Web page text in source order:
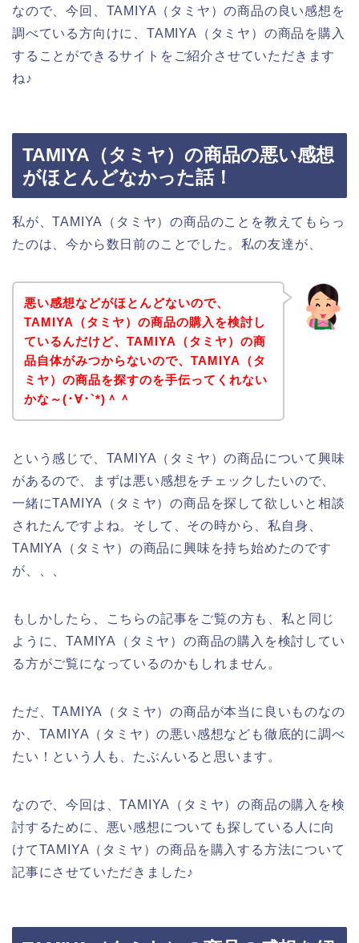
なので、今回、TAMIYA（タミヤ）の商品の良い感想を
調べている方向けに、TAMIYA（タミヤ）の商品を購入
することができるサイトをご紹介させていただきます
ね♪
TAMIYA（タミヤ）の商品の悪い感想
がほとんどなかった話！
私が、TAMIYA（タミヤ）の商品のことを教えてもらっ
たのは、今から数日前のことでした。私の友達が、
悪い感想などがほとんどないので、
TAMIYA（タミヤ）の商品の購入を検討し
ているんだけど、TAMIYA（タミヤ）の商
品自体がみつからないので、TAMIYA（タ
ミヤ）の商品を探すのを手伝ってくれない
かな～(･∀･`*)＾＾
という感じで、TAMIYA（タミヤ）の商品について興味
があるので、まずは悪い感想をチェックしたいので、
一緒にTAMIYA（タミヤ）の商品を探して欲しいと相談
されたんですよね。そして、その時から、私自身、
TAMIYA（タミヤ）の商品に興味を持ち始めたのです
が、、、
もしかしたら、こちらの記事をご覧の方も、私と同じ
ように、TAMIYA（タミヤ）の商品の購入を検討してい
る方がご覧になっているのかもしれません。
ただ、TAMIYA（タミヤ）の商品が本当に良いものなの
か、TAMIYA（タミヤ）の悪い感想なども徹底的に調べ
たい！という人も、たぶんいると思います。
なので、今回は、TAMIYA（タミヤ）の商品の購入を検
討するために、悪い感想についても探している人に向
けてTAMIYA（タミヤ）の商品を購入する方法について
記事にさせていただきました♪